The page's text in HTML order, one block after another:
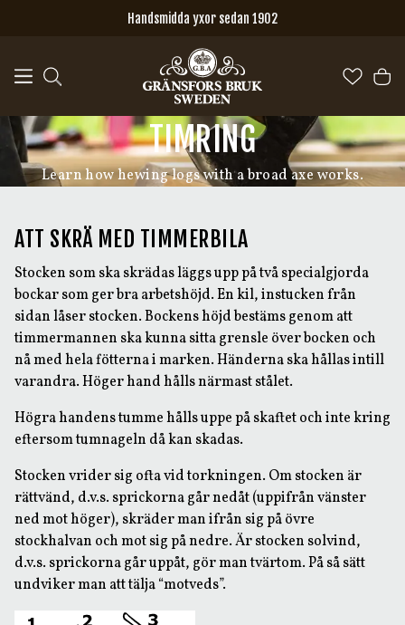
Handsmidda yxor sedan 1902
TIMRING
Learn how hewing logs with a broad axe works.
ATT SKRÄ MED TIMMERBILA
Stocken som ska skrädas läggs upp på två specialgjorda
bockar som ger bra arbetshöjd. En kil, instucken från
sidan låser stocken. Bockens höjd bestäms genom att
timmermannen ska kunna sitta grensle över bocken och
nå med hela fötterna i marken. Händerna ska hållas intill
varandra. Höger hand hålls närmast stålet.
Högra handens tumme hålls uppe på skaftet och inte kring
eftersom tumnageln då kan skadas.
Stocken vrider sig ofta vid torkningen. Om stocken är
rättvänd, d.v.s. sprickorna går nedåt (uppifrån vänster
ned mot höger), skräder man ifrån sig på övre
stockhalvan och mot sig på nedre. Är stocken solvind,
d.v.s. sprickorna går uppåt, gör man tvärtom. På så sätt
undviker man att tälja “motveds”.